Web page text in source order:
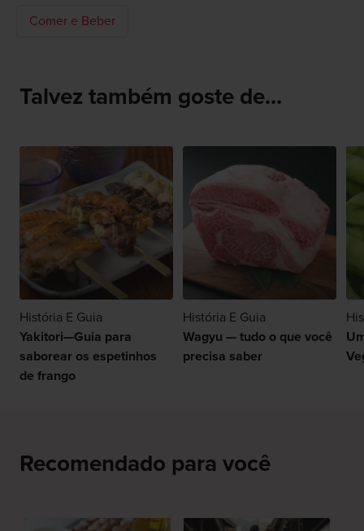
Comer e Beber
Talvez também goste de...
História E Guia
Yakitori—Guia para
saborear os espetinhos
de frango
História E Guia
Wagyu — tudo o que você
precisa saber
Recomendado para você